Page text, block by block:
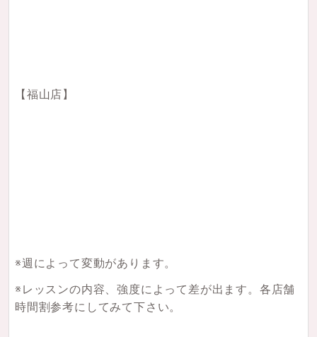
【福山店】
※週によって変動があります。
※レッスンの内容、強度によって差が出ます。各店舗
時間割参考にしてみて下さい。